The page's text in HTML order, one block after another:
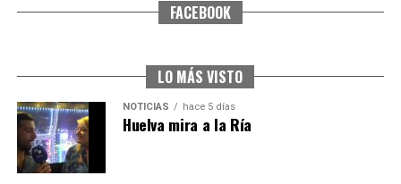
CUARTA CORRIDA DE LAS FIESTAS COLOMBINAS
FACEBOOK
LO MÁS VISTO
NOTICIAS hace 5 días
Huelva mira a la Ría